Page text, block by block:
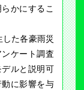
かにするこ
た各豪雨災
ケート調査
ルと説明可
に影響を与